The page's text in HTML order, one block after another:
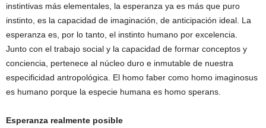
instintivas más elementales, la esperanza ya es más que puro
instinto, es la capacidad de imaginación, de anticipación ideal. La
esperanza es, por lo tanto, el instinto humano por excelencia.
Junto con el trabajo social y la capacidad de formar conceptos y
conciencia, pertenece al núcleo duro e inmutable de nuestra
especificidad antropológica. El homo faber como homo imaginosus
es humano porque la especie humana es homo sperans.
Esperanza realmente posible